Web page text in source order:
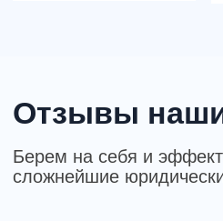
Наш спектр услуг – юридическая
экспертиза, оценка, ведение
обеспечивают нужный результат